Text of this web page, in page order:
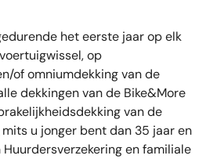
het eerste jaar op elk
op
of omniumdekking van de
dekkingen van de Bike&More
van de
u jonger bent dan 35 jaar en
en familiale